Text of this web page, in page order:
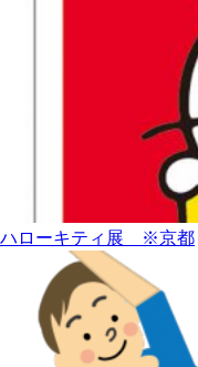
ハローキティ展 ※京都